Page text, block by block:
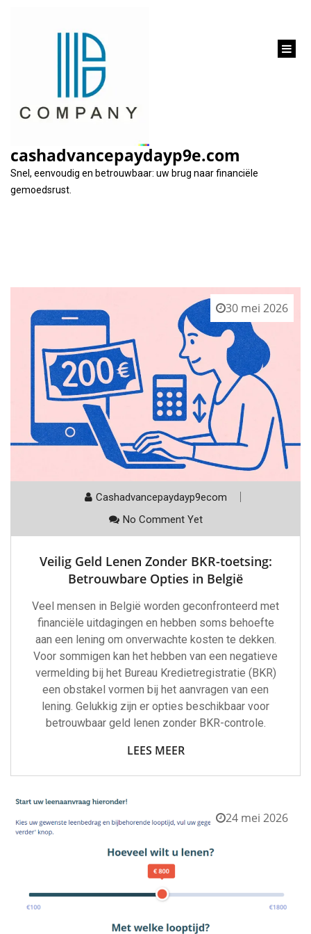
cashadvancepaydayp9e.com
Snel, eenvoudig en betrouwbaar: uw brug naar financiële
gemoedsrust.
Tag:financiële uitdagingen
30 mei 2026
Cashadvancepaydayp9ecom
No Comment Yet
Veilig Geld Lenen Zonder BKR-toetsing:
Betrouwbare Opties in België
Veel mensen in België worden geconfronteerd met
financiële uitdagingen en hebben soms behoefte
aan een lening om onverwachte kosten te dekken.
Voor sommigen kan het hebben van een negatieve
vermelding bij het Bureau Kredietregistratie (BKR)
een obstakel vormen bij het aanvragen van een
lening. Gelukkig zijn er opties beschikbaar voor
betrouwbaar geld lenen zonder BKR-controle.
LEES MEER
24 mei 2026